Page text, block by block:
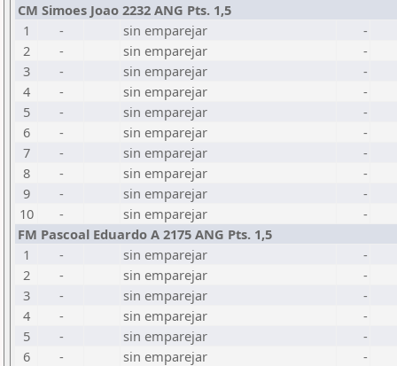
CM Simoes Joao 2232 ANG Pts. 1,5
1
- sin emparejar
-
2
- sin emparejar
-
3
- sin emparejar
-
4
- sin emparejar
-
5
- sin emparejar
-
6
- sin emparejar
-
7
- sin emparejar
-
8
- sin emparejar
-
9
- sin emparejar
-
10
- sin emparejar
-
FM Pascoal Eduardo A 2175 ANG Pts. 1,5
1
- sin emparejar
-
2
- sin emparejar
-
3
- sin emparejar
-
4
- sin emparejar
-
5
- sin emparejar
-
6
- sin emparejar
-